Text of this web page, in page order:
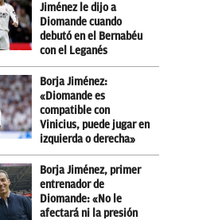
Jiménez le dijo a
Diomande cuando
debutó en el Bernabéu
con el Leganés
Borja Jiménez:
«Diomande es
compatible con
Vinicius, puede jugar en
izquierda o derecha»
Borja Jiménez, primer
entrenador de
Diomande: «No le
afectará ni la presión